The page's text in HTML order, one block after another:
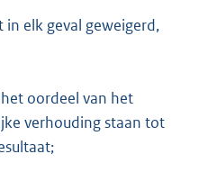
in elk geval geweigerd,
oordeel van het
verhouding staan tot